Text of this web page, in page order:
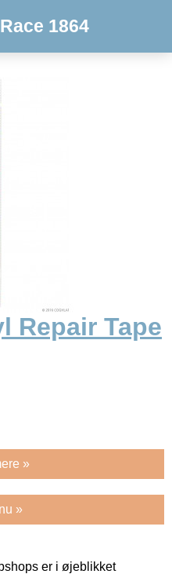
1864
Repair Tape
»
»
er i øjeblikket